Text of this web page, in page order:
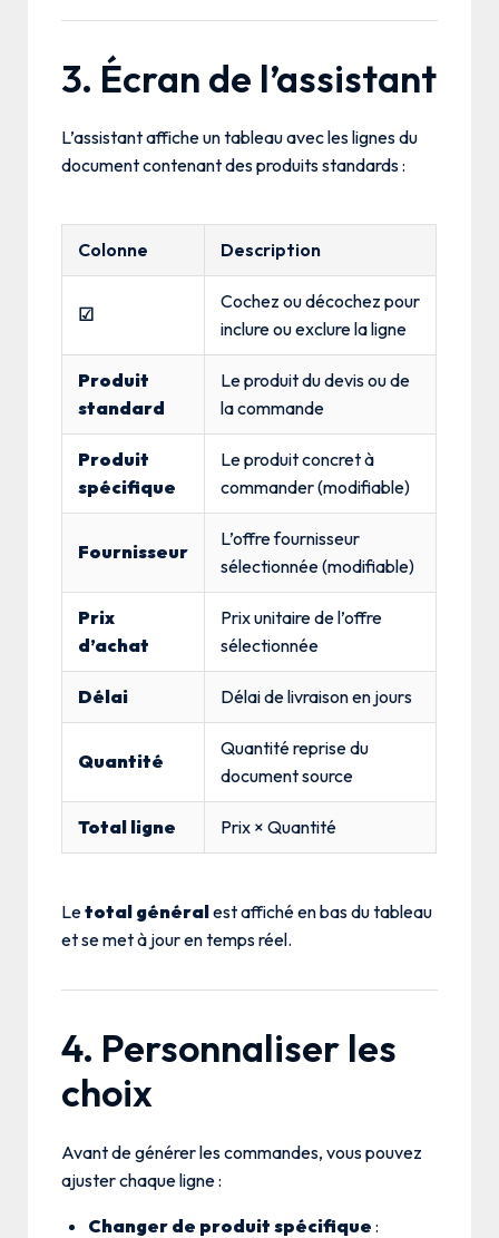
3. Écran de l’assistant
L’assistant affiche un tableau avec les lignes du
document contenant des produits standards :
Colonne Description
☑
Cochez ou décochez pour
inclure ou exclure la ligne
Produit
standard
Le produit du devis ou de
la commande
Produit
spécifique
Le produit concret à
commander (modifiable)
Fournisseur
L’offre fournisseur
sélectionnée (modifiable)
Prix
d’achat
Prix unitaire de l’offre
sélectionnée
Délai Délai de livraison en jours
Quantité
Quantité reprise du
document source
Total ligne Prix × Quantité
Letotal généralest affiché en bas du tableau
et se met à jour en temps réel.
4. Personnaliser les
choix
Avant de générer les commandes, vous pouvez
ajuster chaque ligne :
Changer de produit spécifique :